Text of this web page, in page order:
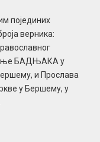
појединих
верника:
БАДЊАКА у
и Прослава
у Бершему, у